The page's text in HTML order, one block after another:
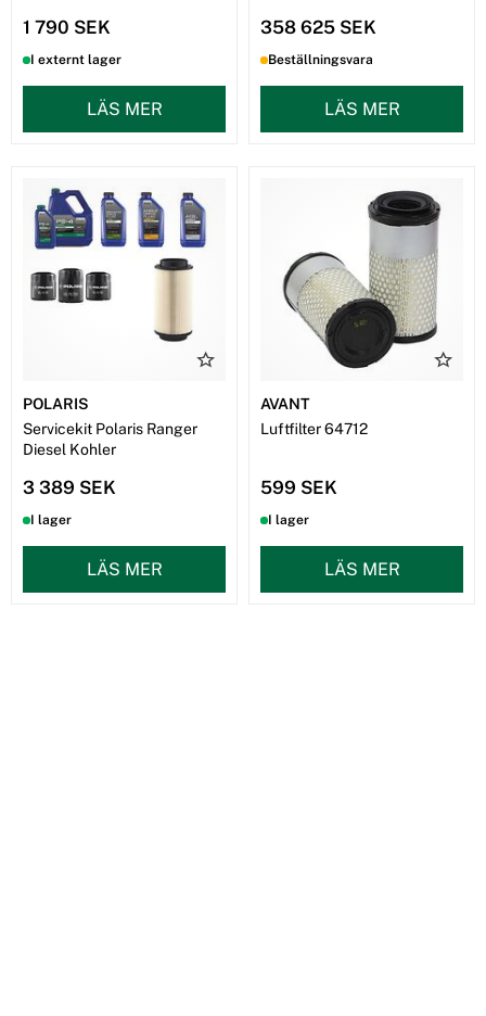
1 790 SEK
I externt lager
LÄS MER
358 625 SEK
Beställningsvara
LÄS MER
POLARIS
Servicekit Polaris Ranger
Diesel Kohler
3 389 SEK
I lager
LÄS MER
AVANT
Luftfilter 64712
599 SEK
I lager
LÄS MER